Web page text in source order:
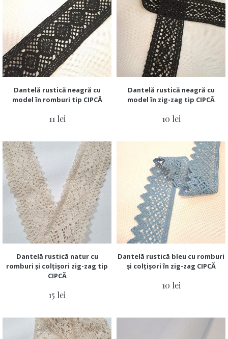
Dantelă rustică neagră cu
model în romburi tip CIPCĂ
11 lei
Dantelă rustică neagră cu
model în zig-zag tip CIPCĂ
10 lei
Dantelă rustică natur cu
romburi și colțișori zig-zag tip
CIPCĂ
15 lei
Dantelă rustică bleu cu romburi
și colțișori în zig-zag CIPCĂ
10 lei